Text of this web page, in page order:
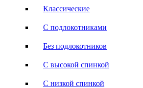
Классические
С подлокотниками
Без подлокотников
С высокой спинкой
С низкой спинкой